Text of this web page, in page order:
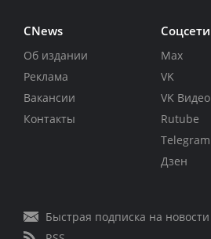
CNews
Об издании
Реклама
Вакансии
Контакты
Соцсети
Max
VK
VK Видео
Rutube
Telegram
Дзен
Быстрая подписка на новости